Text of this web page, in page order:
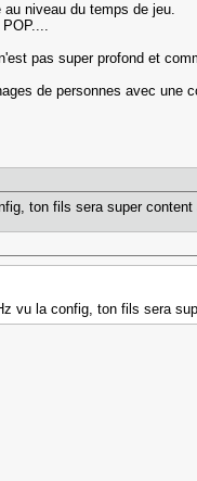
niveau du temps de jeu.
pas super profond et
de personnes avec une
ton fils sera super
vu la config, ton fils sera